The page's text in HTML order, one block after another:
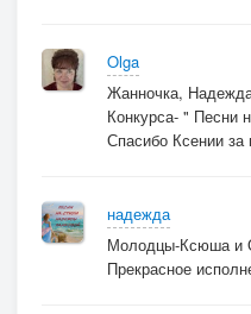
Olga
Жанночка,
Конкурса- " Песни
Спасибо Ксении
надежда
Молодцы-Ксюша и
Прекрасное